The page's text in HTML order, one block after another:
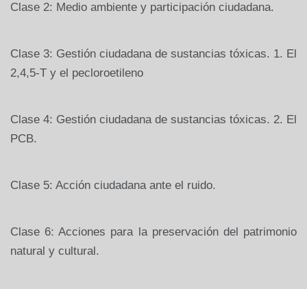
Clase 2: Medio ambiente y participación ciudadana.
Clase 3: Gestión ciudadana de sustancias tóxicas. 1. El
2,4,5-T y el pecloroetileno
Clase 4: Gestión ciudadana de sustancias tóxicas. 2. El
PCB.
Clase 5: Acción ciudadana ante el ruido.
Clase 6: Acciones para la preservación del patrimonio
natural y cultural.